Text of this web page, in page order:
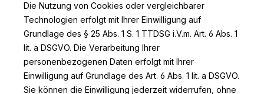
Die Nutzung von Cookies oder vergleichbarer
Technologien erfolgt mit Ihrer Einwilligung auf
Grundlage des § 25 Abs. 1 S. 1 TTDSG i.V.m. Art. 6 Abs. 1
lit. a DSGVO. Die Verarbeitung Ihrer
personenbezogenen Daten erfolgt mit Ihrer
Einwilligung auf Grundlage des Art. 6 Abs. 1 lit. a DSGVO.
Sie können die Einwilligung jederzeit widerrufen, ohne